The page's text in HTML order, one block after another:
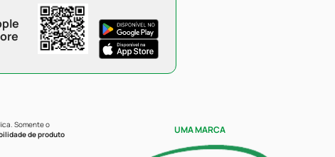
Somente o
de produto
UMA MARCA